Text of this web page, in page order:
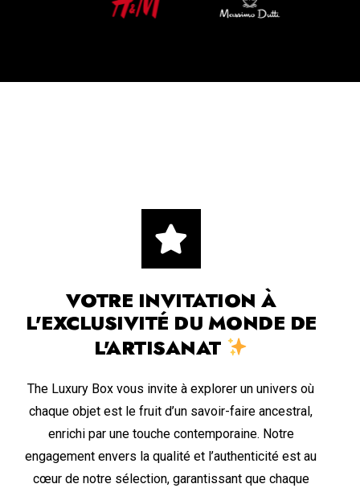
VOTRE INVITATION À
L'EXCLUSIVITÉ DU MONDE DE
L'ARTISANAT
The Luxury Box vous invite à explorer un univers où
chaque objet est le fruit d’un savoir-faire ancestral,
enrichi par une touche contemporaine. Notre
engagement envers la qualité et l’authenticité est au
cœur de notre sélection, garantissant que chaque